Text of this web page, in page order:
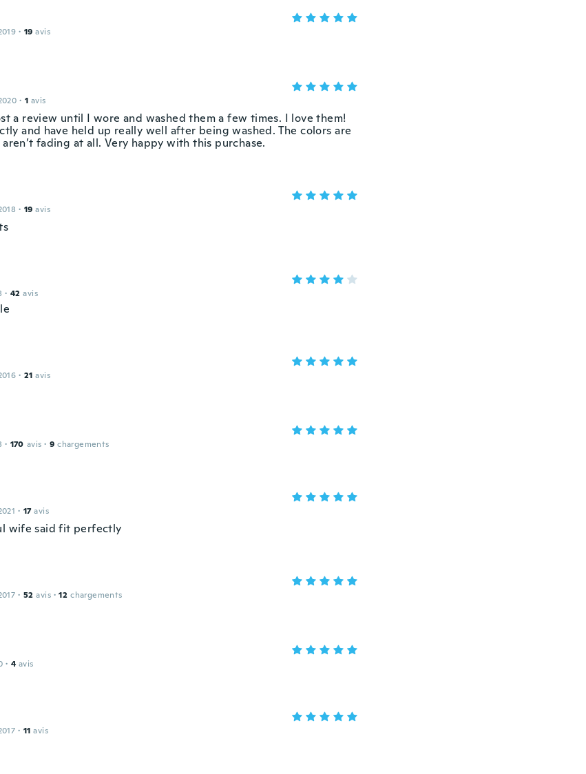
· 19 avis
· 1 avis
a review until I wore and washed them a few times. I love them!
and have held up really well after being washed. The colors are
fading at all. Very happy with this purchase.
· 19 avis
· 42 avis
· 21 avis
· 170 avis · 9 chargements
· 17 avis
wife said fit perfectly
· 52 avis · 12 chargements
· 4 avis
· 11 avis